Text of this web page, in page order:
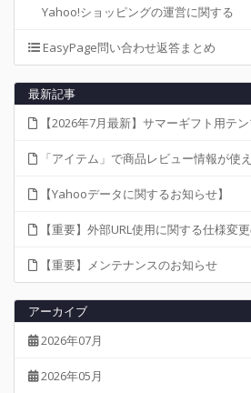
Yahoo!ショッピングの運営に関する
EasyPage問い合わせ返答まとめ
最新記事
【2026年7月最新】サマーギフト用テ
「アイテム」で商品レビュー情報が使
【Yahooデータに関するお知らせ】
【重要】外部URL使用に関する仕様変
【重要】メンテナンスのお知らせ
アーカイブ
2026年07月
2026年05月